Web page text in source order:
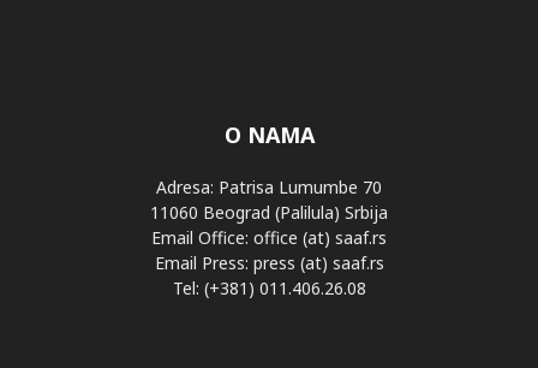
O NAMA
Adresa: Patrisa Lumumbe 70
11060 Beograd (Palilula) Srbija
Email Office: office (at) saaf.rs
Email Press: press (at) saaf.rs
Tel: (+381) 011.406.26.08